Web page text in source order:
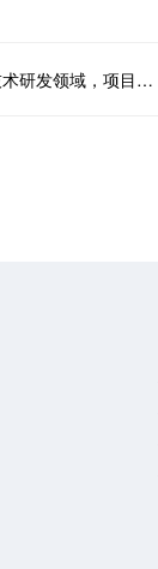
特发信息（000070.SZ）：军用芯片研发属于产品适用性技术研发领域，项目处于阶段性研发中